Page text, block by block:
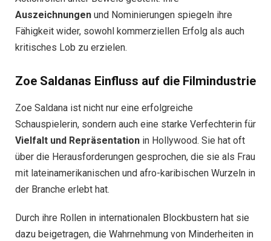
Auszeichnungen und Nominierungen spiegeln ihre
Fähigkeit wider, sowohl kommerziellen Erfolg als auch
kritisches Lob zu erzielen.
Zoe Saldanas Einfluss auf die Filmindustrie
Zoe Saldana ist nicht nur eine erfolgreiche
Schauspielerin, sondern auch eine starke Verfechterin für
Vielfalt und Repräsentation in Hollywood. Sie hat oft
über die Herausforderungen gesprochen, die sie als Frau
mit lateinamerikanischen und afro-karibischen Wurzeln in
der Branche erlebt hat.
Durch ihre Rollen in internationalen Blockbustern hat sie
dazu beigetragen, die Wahrnehmung von Minderheiten in